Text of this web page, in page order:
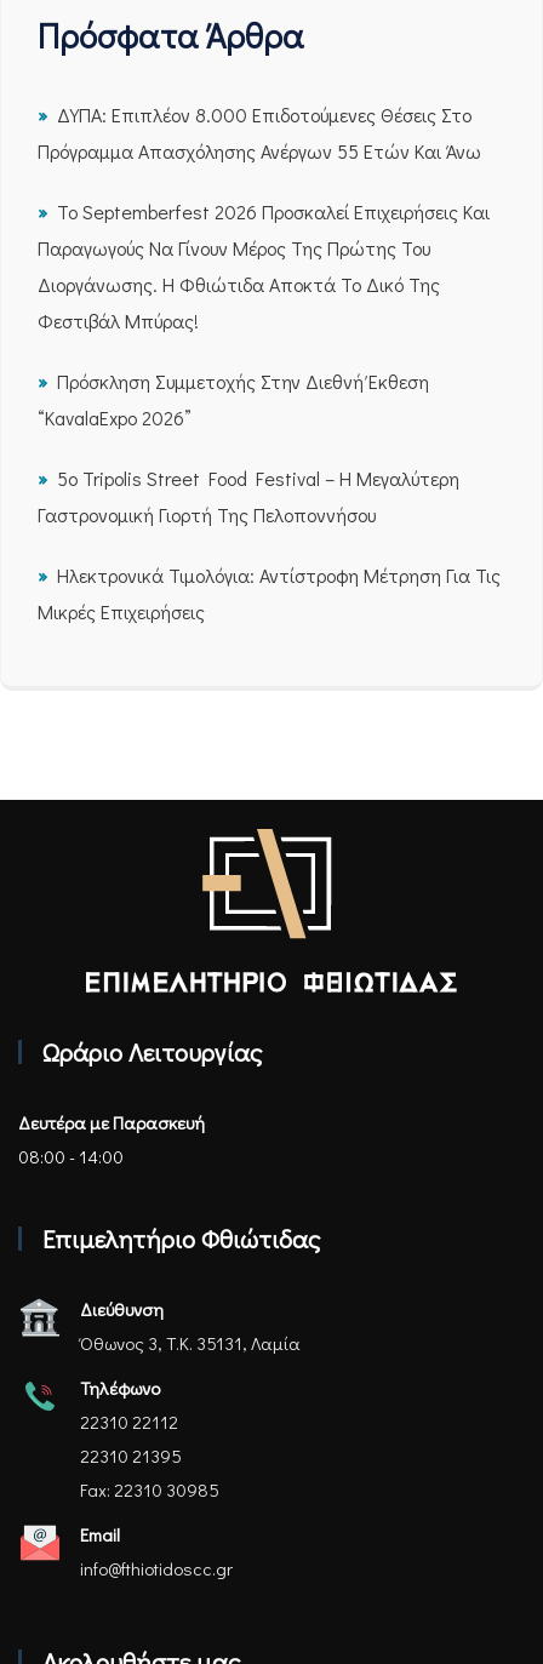
Πρόσφατα Άρθρα
ΔΥΠΑ: Επιπλέον 8.000 Επιδοτούμενες Θέσεις Στο
Πρόγραμμα Απασχόλησης Ανέργων 55 Ετών Και Άνω
Το Septemberfest 2026 Προσκαλεί Επιχειρήσεις Και
Παραγωγούς Να Γίνουν Μέρος Της Πρώτης Του
Διοργάνωσης. Η Φθιώτιδα Αποκτά Το Δικό Της
Φεστιβάλ Μπύρας!
Πρόσκληση Συμμετοχής Στην Διεθνή Έκθεση
“KavalaExpo 2026”
5ο Tripolis Street Food Festival – Η Μεγαλύτερη
Γαστρονομική Γιορτή Της Πελοποννήσου
Ηλεκτρονικά Τιμολόγια: Αντίστροφη Μέτρηση Για Τις
Μικρές Επιχειρήσεις
Ωράριο Λειτουργίας
Δευτέρα με Παρασκευή
08:00 - 14:00
Επιμελητήριο Φθιώτιδας
Διεύθυνση
Όθωνος 3, Τ.Κ. 35131, Λαμία
Τηλέφωνο
22310 22112
22310 21395
Fax: 22310 30985
Email
info@fthiotidoscc.gr